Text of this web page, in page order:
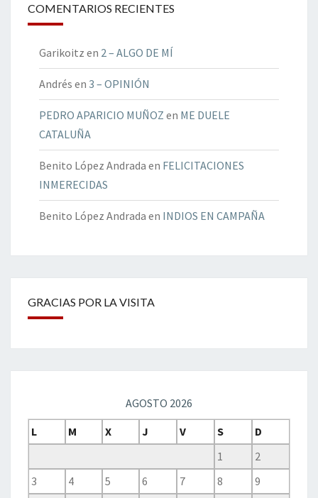
COMENTARIOS RECIENTES
Garikoitz en 2 – ALGO DE MÍ
Andrés en 3 – OPINIÓN
PEDRO APARICIO MUÑOZ en ME DUELE
CATALUÑA
Benito López Andrada en FELICITACIONES
INMERECIDAS
Benito López Andrada en INDIOS EN CAMPAÑA
GRACIAS POR LA VISITA
AGOSTO 2026
L
M X J V S
D
1
2
3
4 5 6 7 8
9